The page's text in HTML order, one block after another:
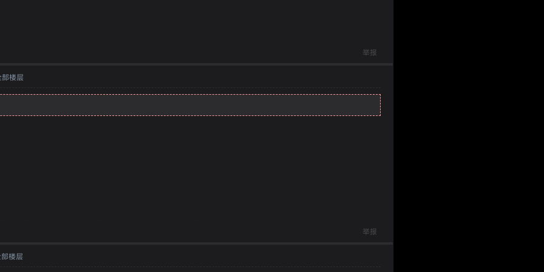
举报
楼层
举报
楼层